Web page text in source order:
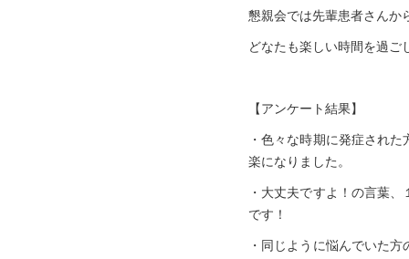
懇親会では先輩患者さんか
どなたも楽しい時間を過ご
【アンケート結果】
・色々な時期に発症され
楽になりました。
・大丈夫ですよ！の言葉
です！
・同じように悩んでいた